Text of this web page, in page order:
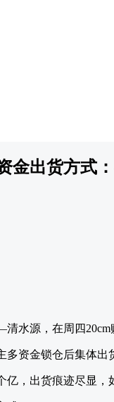
金出货方式
水源，在周四20cm
多资金锁仓后集体
，出货痕迹尽显，